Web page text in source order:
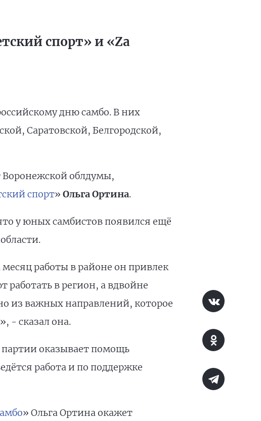
спорт» и «Zа
дню самбо. В них
Саратовской, Белгородской,
Воронежской облдумы,
спорт» Ольга Ортина.
у юных самбистов появился ещё
работы в районе он привлек
работать в регион, а вдвойне
из важных направлений, которое
- сказал она.
оказывает помощь
работа и по поддержке
» Ольга Ортина окажет